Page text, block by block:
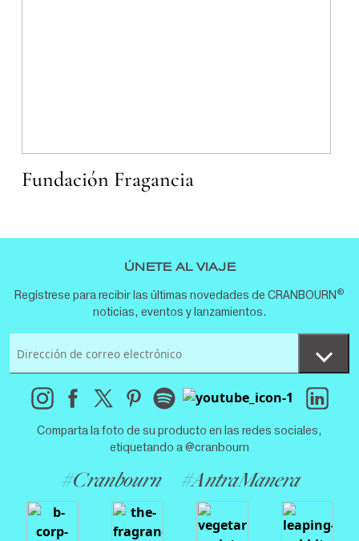
Fundación Fragancia
Comparta la foto de su producto en las redes sociales,
etiquetando a @cranbourn
#Cranbourn #AntraManera
ÚNETE AL VIAJE
Regístrese para recibir las últimas novedades de CRANBOURN ®
noticias, eventos y lanzamientos.